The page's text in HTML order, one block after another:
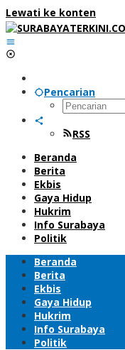
Lewati ke konten
Pencarian
RSS
Beranda
Berita
Ekbis
Gaya Hidup
Hukrim
Info Surabaya
Politik
Beranda
Berita
Ekbis
Gaya Hidup
Hukrim
Info Surabaya
Politik